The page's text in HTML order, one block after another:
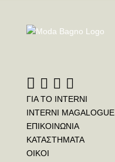
ΓΙΑ ΤΟ INTERNI
INTERNI MAGALOGUE
ΕΠΙΚΟΙΝΩΝΙΑ
ΚΑΤΑΣΤΗΜΑΤΑ
ΟΙΚΟΙ